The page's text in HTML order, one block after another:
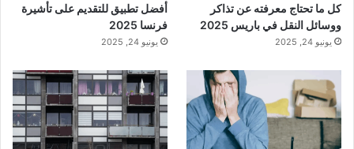
كل ما تحتاج معرفته عن تذاكر
ووسائل النقل في باريس 2025
يونيو 24, 2025
أفضل تطبيق للتقديم على تأشيرة
فرنسا 2025
يونيو 24, 2025